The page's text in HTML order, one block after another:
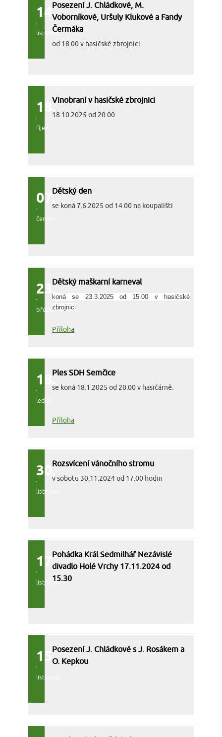
14.
listopad
Posezení J. Chládkové, M.
Voborníkové, Uršuly Klukové a Fandy
Čermáka
od 18.00 v hasičské zbrojnici
18.
říjen
Vinobraní v hasičské zbrojnici
18.10.2025 od 20.00
07.
červen
Dětský den
se koná 7.6.2025 od 14.00 na koupališti
23.
březen
Dětský maškarní karneval
koná se 23.3.2025 od 15.00 v hasičské
zbrojnici
Příloha
18.
leden
Ples SDH Semčice
se koná 18.1.2025 od 20.00 v hasičárně.
Příloha
30.
listopad
Rozsvícení vánočního stromu
v sobotu 30.11.2024 od 17.00 hodin
17.
listopad
Pohádka Král Sedmilhář Nezávislé
divadlo Holé Vrchy 17.11.2024 od
15.30
15.
listopad
Posezení J. Chládkové s J. Rosákem a
O. Kepkou